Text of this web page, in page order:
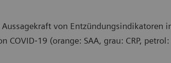
von Entzündungsindikatoren
(orange: SAA, grau: CRP, petrol: